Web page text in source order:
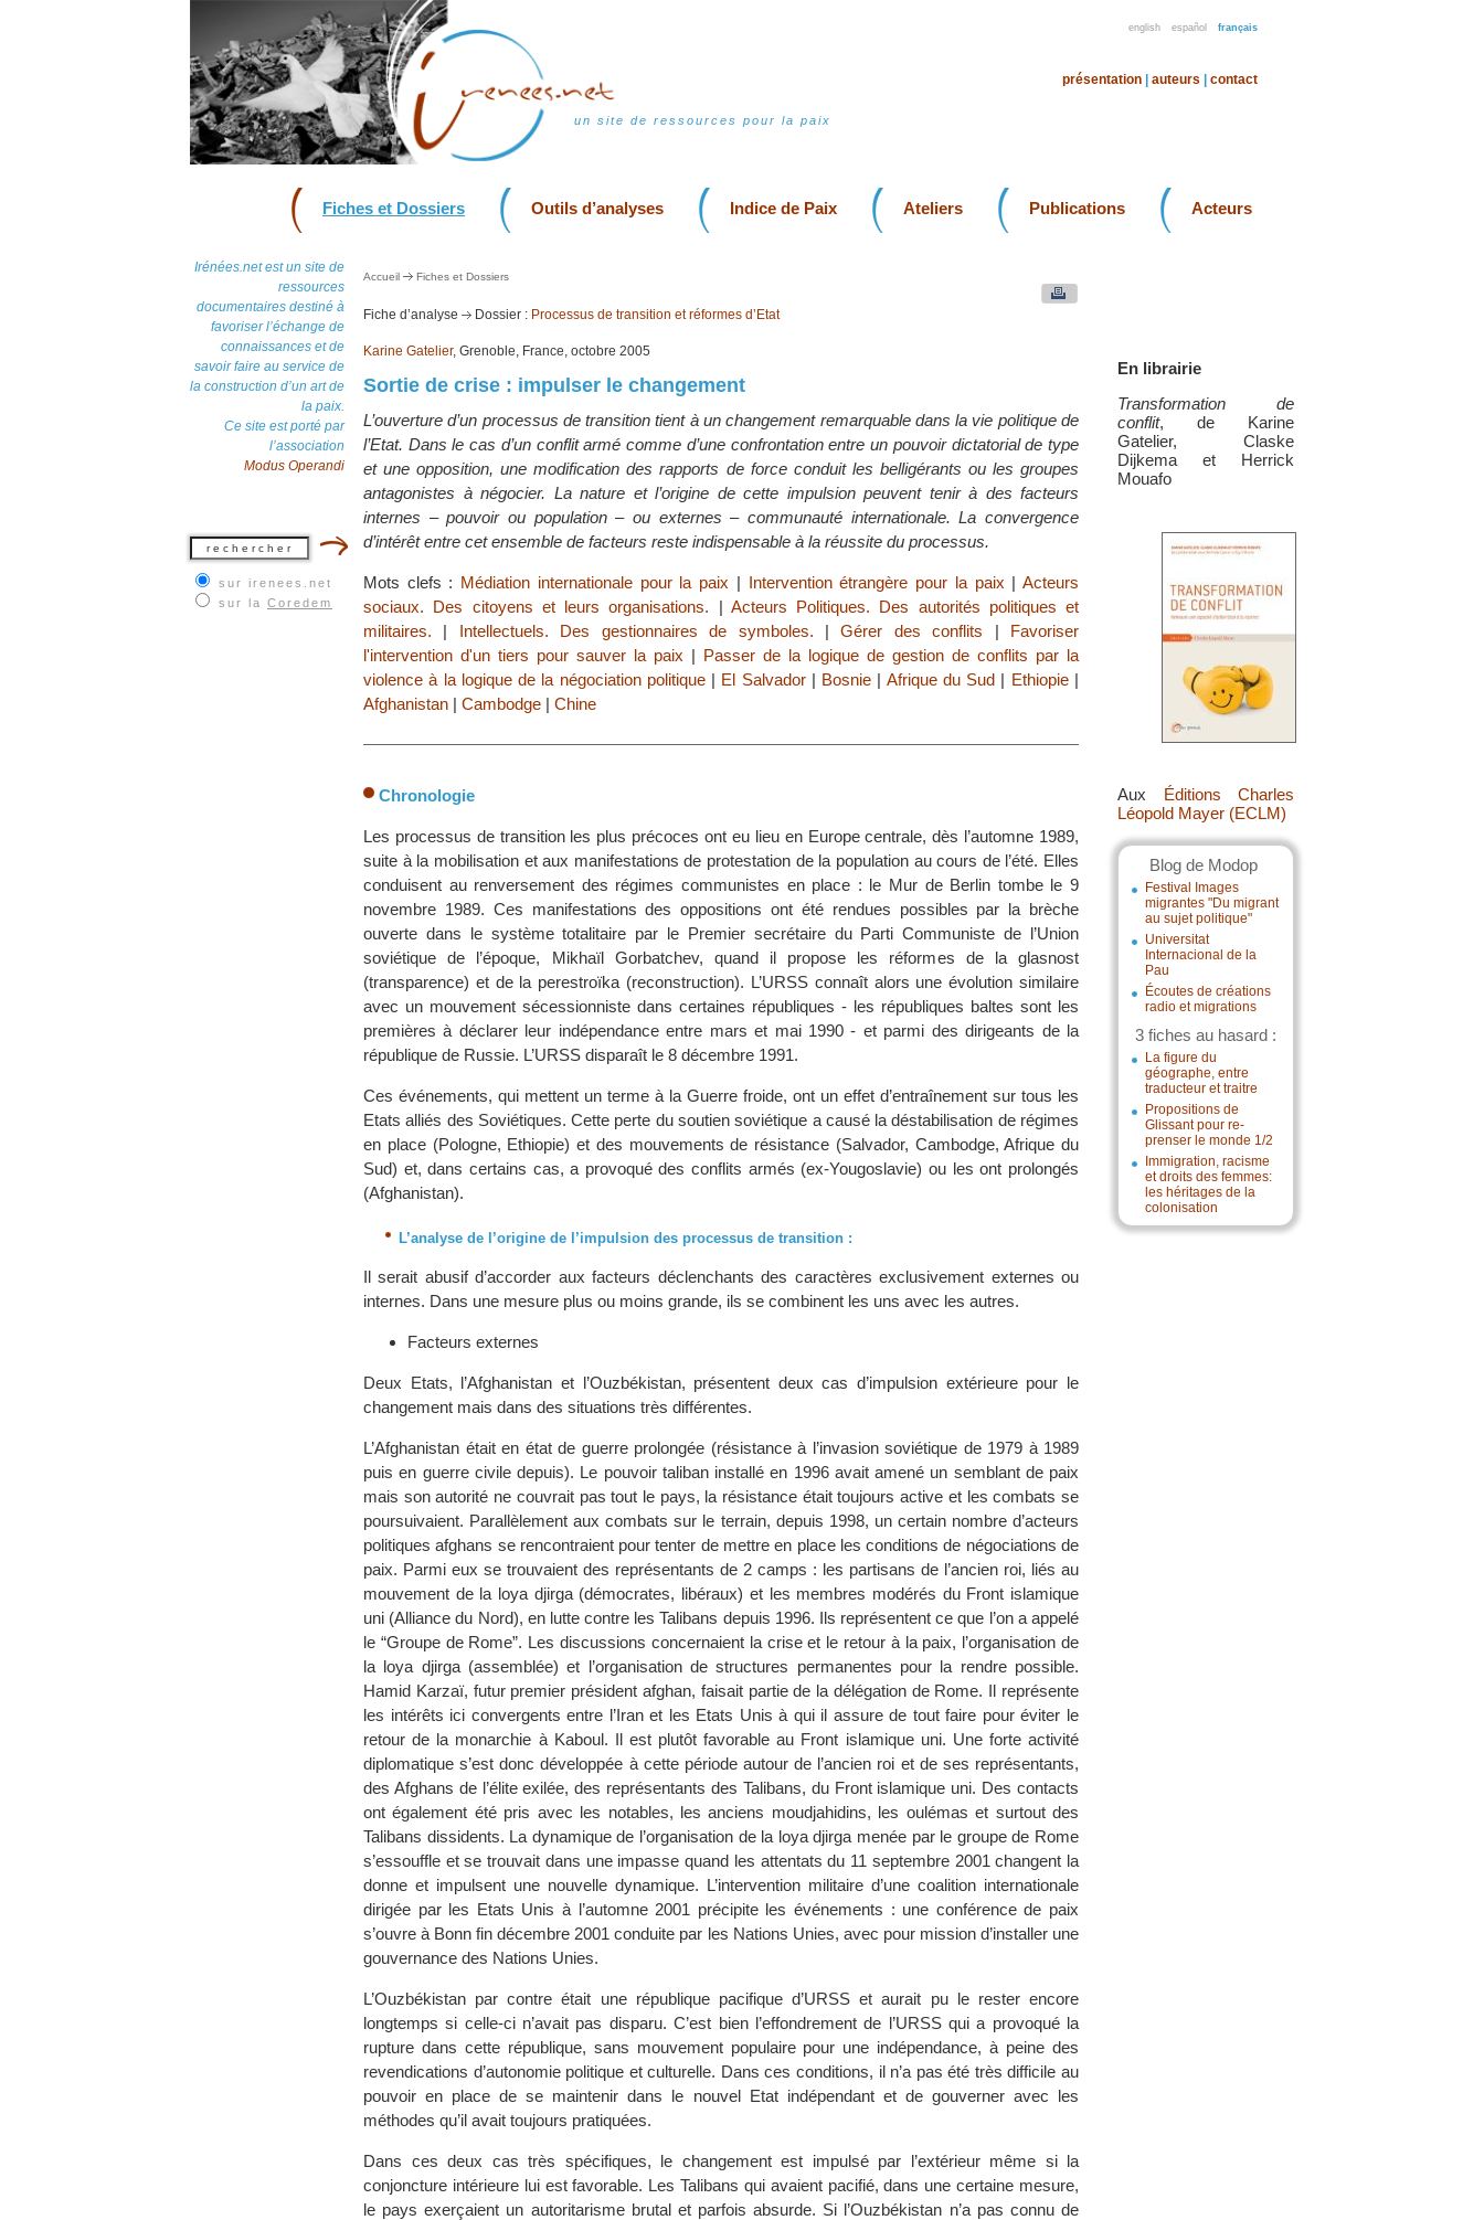
english español français
un site de ressources pour la paix
présentation auteurs contact
Fiches et Dossiers Outils d’analyses Indice de Paix Ateliers Publications Acteurs
Irénées.net est un site de
ressources
documentaires destiné à
favoriser l’échange de
connaissances et de
savoir faire au service de
la construction d’un art de
la paix.
Ce site est porté par
l’association
Modus Operandi
sur irenees.net
sur la Coredem
En librairie
Transformation de
conflit, de Karine
Gatelier, Claske
Dijkema et Herrick
Mouafo
Aux Éditions Charles
Léopold Mayer (ECLM)
Blog de Modop
Festival Images
migrantes "Du migrant
au sujet politique"
Universitat
Internacional de la
Pau
Écoutes de créations
radio et migrations
3 fiches au hasard :
La figure du
géographe, entre
traducteur et traitre
Propositions de
Glissant pour re-
prenser le monde 1/2
Immigration, racisme
et droits des femmes:
les héritages de la
colonisation
Accueil Fiches et Dossiers
Fiche d’analyse Dossier : Processus de transition et réformes d’Etat
Karine Gatelier, Grenoble, France, octobre 2005
Sortie de crise : impulser le changement
L’ouverture d’un processus de transition tient à un changement remarquable dans la vie politique de
l’Etat. Dans le cas d’un conflit armé comme d’une confrontation entre un pouvoir dictatorial de type
et une opposition, une modification des rapports de force conduit les belligérants ou les groupes
antagonistes à négocier. La nature et l’origine de cette impulsion peuvent tenir à des facteurs
internes – pouvoir ou population – ou externes – communauté internationale. La convergence
d’intérêt entre cet ensemble de facteurs reste indispensable à la réussite du processus.
Mots clefs : Médiation internationale pour la paix | Intervention étrangère pour la paix |Acteurs
sociaux. Des citoyens et leurs organisations. | Acteurs Politiques. Des autorités politiques et
militaires. | Intellectuels. Des gestionnaires de symboles. |Gérer des conflits | Favoriser
l'intervention d'un tiers pour sauver la paix | Passer de la logique de gestion de conflits par la
violence à la logique de la négociation politique| El Salvador| Bosnie | Afrique du Sud | Ethiopie|
Afghanistan | Cambodge | Chine
Chronologie
Les processus de transition les plus précoces ont eu lieu en Europe centrale, dès l’automne 1989,
suite à la mobilisation et aux manifestations de protestation de la population au cours de l’été. Elles
conduisent au renversement des régimes communistes en place : le Mur de Berlin tombe le 9
novembre 1989. Ces manifestations des oppositions ont été rendues possibles par la brèche
ouverte dans le système totalitaire par le Premier secrétaire du Parti Communiste de l’Union
soviétique de l’époque, Mikhaïl Gorbatchev, quand il propose les réformes de la glasnost
(transparence) et de la perestroïka (reconstruction). L’URSS connaît alors une évolution similaire
avec un mouvement sécessionniste dans certaines républiques - les républiques baltes sont les
premières à déclarer leur indépendance entre mars et mai 1990 - et parmi des dirigeants de la
république de Russie. L’URSS disparaît le 8 décembre 1991.
Ces événements, qui mettent un terme à la Guerre froide, ont un effet d’entraînement sur tous les
Etats alliés des Soviétiques. Cette perte du soutien soviétique a causé la déstabilisation de régimes
en place (Pologne, Ethiopie) et des mouvements de résistance (Salvador, Cambodge, Afrique du
Sud) et, dans certains cas, a provoqué des conflits armés (ex-Yougoslavie) ou les ont prolongés
(Afghanistan).
L’analyse de l’origine de l’impulsion des processus de transition :
Il serait abusif d’accorder aux facteurs déclenchants des caractères exclusivement externes ou
internes. Dans une mesure plus ou moins grande, ils se combinent les uns avec les autres.
Facteurs externes
Deux Etats, l’Afghanistan et l’Ouzbékistan, présentent deux cas d’impulsion extérieure pour le
changement mais dans des situations très différentes.
L’Afghanistan était en état de guerre prolongée (résistance à l’invasion soviétique de 1979 à 1989
puis en guerre civile depuis). Le pouvoir taliban installé en 1996 avait amené un semblant de paix
mais son autorité ne couvrait pas tout le pays, la résistance était toujours active et les combats se
poursuivaient. Parallèlement aux combats sur le terrain, depuis 1998, un certain nombre d’acteurs
politiques afghans se rencontraient pour tenter de mettre en place les conditions de négociations de
paix. Parmi eux se trouvaient des représentants de 2 camps : les partisans de l’ancien roi, liés au
mouvement de la loya djirga (démocrates, libéraux) et les membres modérés du Front islamique
uni (Alliance du Nord), en lutte contre les Talibans depuis 1996. Ils représentent ce que l’on a appelé
le “Groupe de Rome”. Les discussions concernaient la crise et le retour à la paix, l’organisation de
la loya djirga (assemblée) et l’organisation de structures permanentes pour la rendre possible.
Hamid Karzaï, futur premier président afghan, faisait partie de la délégation de Rome. Il représente
les intérêts ici convergents entre l’Iran et les Etats Unis à qui il assure de tout faire pour éviter le
retour de la monarchie à Kaboul. Il est plutôt favorable au Front islamique uni. Une forte activité
diplomatique s’est donc développée à cette période autour de l’ancien roi et de ses représentants,
des Afghans de l’élite exilée, des représentants des Talibans, du Front islamique uni. Des contacts
ont également été pris avec les notables, les anciens moudjahidins, les oulémas et surtout des
Talibans dissidents. La dynamique de l’organisation de la loya djirga menée par le groupe de Rome
s’essouffle et se trouvait dans une impasse quand les attentats du 11 septembre 2001 changent la
donne et impulsent une nouvelle dynamique. L’intervention militaire d’une coalition internationale
dirigée par les Etats Unis à l’automne 2001 précipite les événements : une conférence de paix
s’ouvre à Bonn fin décembre 2001 conduite par les Nations Unies, avec pour mission d’installer une
gouvernance des Nations Unies.
L’Ouzbékistan par contre était une république pacifique d’URSS et aurait pu le rester encore
longtemps si celle-ci n’avait pas disparu. C’est bien l’effondrement de l’URSS qui a provoqué la
rupture dans cette république, sans mouvement populaire pour une indépendance, à peine des
revendications d’autonomie politique et culturelle. Dans ces conditions, il n’a pas été très difficile au
pouvoir en place de se maintenir dans le nouvel Etat indépendant et de gouverner avec les
méthodes qu’il avait toujours pratiquées.
Dans ces deux cas très spécifiques, le changement est impulsé par l’extérieur même si la
conjoncture intérieure lui est favorable. Les Talibans qui avaient pacifié, dans une certaine mesure,
le pays exerçaient un autoritarisme brutal et parfois absurde. Si l’Ouzbékistan n’a pas connu de